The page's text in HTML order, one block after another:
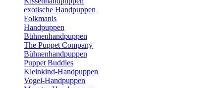
exotische Handpuppen
Folkmanis
Handpuppen
Bühnenhandpuppen
The Puppet Company
Bühnenhandpuppen
Puppet Buddies
Kleinkind-Handpuppen
Vogel-Handpuppen